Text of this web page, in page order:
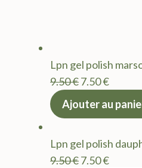
Lpn gel polish
9.50€Le
prix
9.50 €.
7.50€Le
actuel
7.50 €.
Ajouter au
Lpn gel polish
9.50€Le
7.50€Le